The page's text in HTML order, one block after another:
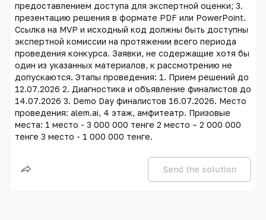
предоставлением доступа для экспертной оценки; 3.
презентацию решения в формате PDF или PowerPoint.
Ссылка на MVP и исходный код должны быть доступны
экспертной комиссии на протяжении всего периода
проведения конкурса. Заявки, не содержащие хотя бы
один из указанных материалов, к рассмотрению не
допускаются. Этапы проведения: 1. Прием решений до
12.07.2026 2. Диагностика и объявление финалистов до
14.07.2026 3. Demo Day финалистов 16.07.2026. Место
проведения: alem.ai, 4 этаж, амфитеатр. Призовые
места: 1 место - 3 000 000 тенге 2 место – 2 000 000
тенге 3 место - 1 000 000 тенге.
Send the solution